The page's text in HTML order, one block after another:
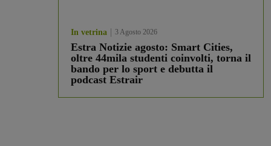
In vetrina 3 Agosto 2026
Estra Notizie agosto: Smart Cities,
oltre 44mila studenti coinvolti, torna il
bando per lo sport e debutta il
podcast Estrair